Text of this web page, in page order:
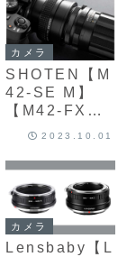
するためのヘ
リコイド付き
マウントアダ
プター
カメラ
SHOTEN【M
42-SE M】
【M42-FX
M】ヘリコイ
トアダプター
2023.10.01
カメラ
Lensbaby【L